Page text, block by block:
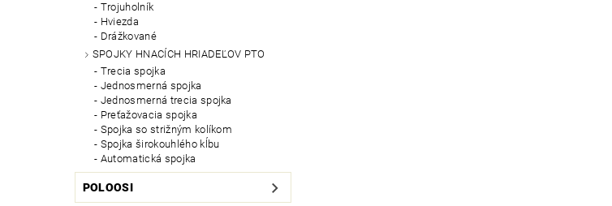
Trojuholník
Hviezda
Drážkované
SPOJKY HNACÍCH HRIADEĽOV PTO
Trecia spojka
Jednosmerná spojka
Jednosmerná trecia spojka
Preťažovacia spojka
Spojka so strižným kolíkom
Spojka širokouhlého kĺbu
Automatická spojka
POLOOSI